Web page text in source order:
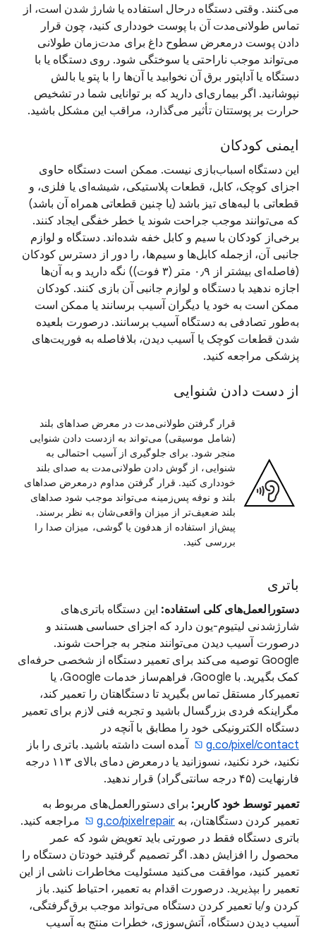
می‌کنند. وقتی دستگاه درحال استفاده یا شارژ شدن است، از
تماس طولانی‌مدت آن با پوست خودداری کنید، چون قرار
دادن پوست درمعرض سطوح داغ برای مدت‌زمان طولانی
می‌تواند موجب ناراحتی یا سوختگی شود. روی دستگاه یا با
دستگاه یا آداپتور برق آن نخوابید یا آن‌ها را با پتو یا بالش
نپوشانید. اگر بیماری‌ای دارید که بر توانایی شما در تشخیص
حرارت بر پوستتان تأثیر می‌گذارد، مراقب این مشکل باشید.
ایمنی کودکان
این دستگاه اسباب‌بازی نیست. ممکن است دستگاه حاوی
اجزای کوچک، کابل، قطعات پلاستیکی، شیشه‌ای یا فلزی، و
قطعاتی با لبه‌های تیز باشد (یا چنین قطعاتی همراه آن باشد)
که می‌توانند موجب جراحت شوند یا خطر خفگی ایجاد کنند.
برخی‌از کودکان با سیم و کابل خفه شده‌اند. دستگاه و لوازم
جانبی آن، ازجمله کابل‌ها و سیم‌ها، را دور از دسترس کودکان
(فاصله‌ای بیشتر از ۰٫۹ متر (۳ فوت)) نگه دارید و به آن‌ها
اجازه ندهید با دستگاه و لوازم جانبی آن بازی کنند. کودکان
ممکن است به خود یا دیگران آسیب برسانند یا ممکن است
به‌طور تصادفی به دستگاه آسیب برسانند. درصورت بلعیده
شدن قطعات کوچک یا آسیب دیدن، بلافاصله به فوریت‌های
پزشکی مراجعه کنید.
از دست دادن شنوایی
قرار گرفتن طولانی‌مدت در معرض صداهای بلند
(شامل موسیقی) می‌تواند به ازدست دادن شنوایی
منجر شود. برای جلوگیری از آسیب احتمالی به
شنوایی، از گوش دادن طولانی‌مدت به صدای بلند
خودداری کنید. قرار گرفتن مداوم درمعرض صداهای
بلند و نوفه پس‌زمینه می‌تواند موجب شود صداهای
بلند ضعیف‌تر از میزان واقعی‌شان به نظر برسند.
پیش‌از استفاده از هدفون یا گوشی، میزان صدا را
بررسی کنید.
باتری
دستورالعمل‌های کلی استفاده: این دستگاه باتری‌های
شارژشدنی لیتیوم‌-یون دارد که اجزای حساسی هستند و
درصورت آسیب دیدن می‌توانند منجر به جراحت شوند.
‫Google توصیه می‌کند برای تعمیر دستگاه از شخصی حرفه‌ای
کمک بگیرید. با Google، فراهم‌ساز خدمات Google، یا
تعمیرکار مستقل تماس بگیرید تا دستگاهتان را تعمیر کند،
مگراینکه فردی بزرگسال باشید و تجربه فنی لازم برای تعمیر
دستگاه الکترونیکی خود را مطابق با آنچه در
g.co/pixel/contact
آمده است داشته باشید. باتری را باز
نکنید، خرد نکنید، نسوزانید یا درمعرض دمای بالای ۱۱۳ درجه
فارنهایت (۴۵ درجه سانتی‌گراد) قرار ندهید.
تعمیر توسط خود کاربر: برای دستورالعمل‌های مربوط به
تعمیر کردن دستگاهتان، به g.co/pixelrepair
مراجعه کنید.
باتری دستگاه فقط در صورتی باید تعویض شود که عمر
محصول را افزایش دهد. اگر تصمیم گرفتید خودتان دستگاه را
تعمیر کنید، موافقت می‌کنید مسئولیت مخاطرات ناشی از این
تعمیر را بپذیرید. درصورت اقدام به تعمیر، احتیاط کنید. باز
کردن و/یا تعمیر کردن دستگاه می‌تواند موجب برق‌گرفتگی،
آسیب دیدن دستگاه، آتش‌سوزی، خطرات منتج به آسیب